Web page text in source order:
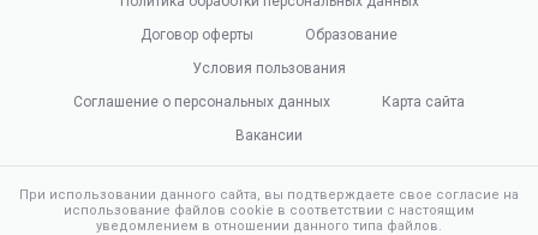
Договор оферты
Образование
Условия пользования
Соглашение о персональных данных
Карта сайта
Вакансии
При использовании данного сайта, вы подтверждаете свое согласие на
использование файлов cookie в соответствии с настоящим
уведомлением в отношении данного типа файлов.